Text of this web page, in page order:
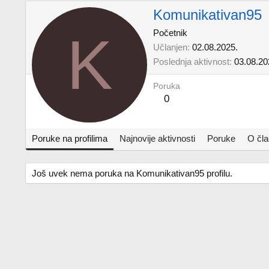
K
Komunikativan95
Početnik
Učlanjen 02.08.2025.
Poslednja aktivnost
Poruka
0
Poruke na profilima Najnovije aktivnosti Poruke O
Još uvek nema poruka na Komunikativan95 profilu.